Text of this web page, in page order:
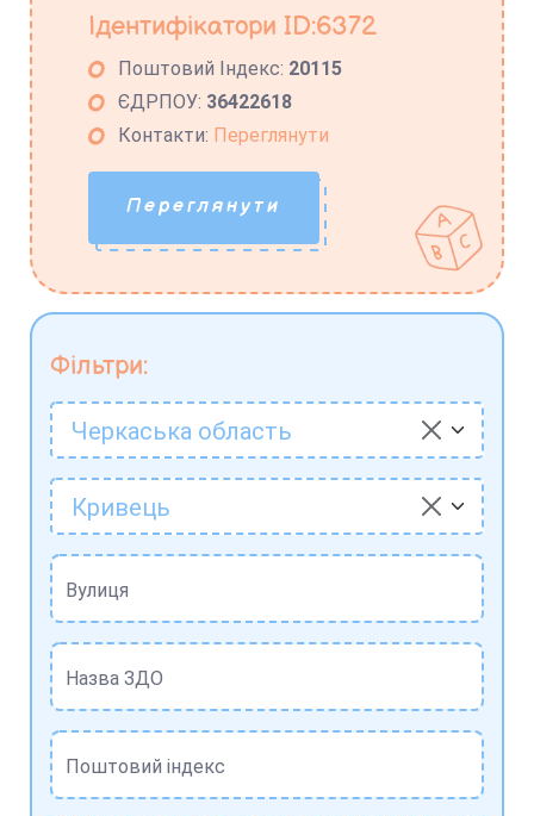
Фільтри:
Черкаська область
Кривець
Вулиця
Назва ЗДО
Поштовий індекс
Ідентифікатори ID:6372
Поштовий Індекс: 20115
ЄДРПОУ: 36422618
Контакти: Переглянути
Переглянути